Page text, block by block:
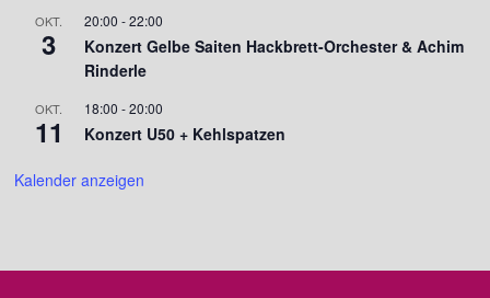
OKT.
3
20:00 -22:00
Konzert Gelbe Saiten Hackbrett-Orchester & Achim
Rinderle
OKT.
11
18:00 -20:00
Konzert U50 + Kehlspatzen
Kalender anzeigen